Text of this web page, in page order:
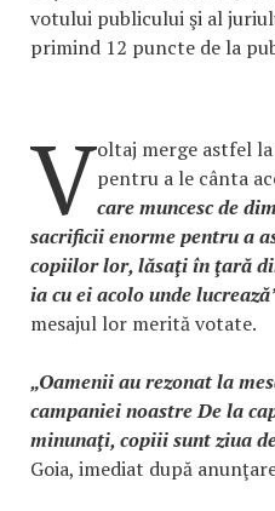
votului publicului şi al
primind 12 puncte de la
Voltaj merge astfel
pentru a le cânta
care muncesc de
sacrificii enorme pentru a
copiilor lor, lăsaţi în ţară
ia cu ei acolo unde
mesajul lor merită votate.
„Oamenii au rezonat la
campaniei noastre De la
minunaţi, copiii sunt ziua
Goia, imediat după